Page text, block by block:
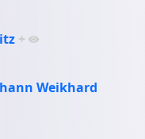
+
Weikhard